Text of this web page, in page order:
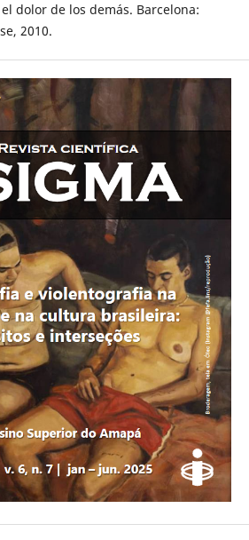
el dolor de los demás. Barcelona:
2010.